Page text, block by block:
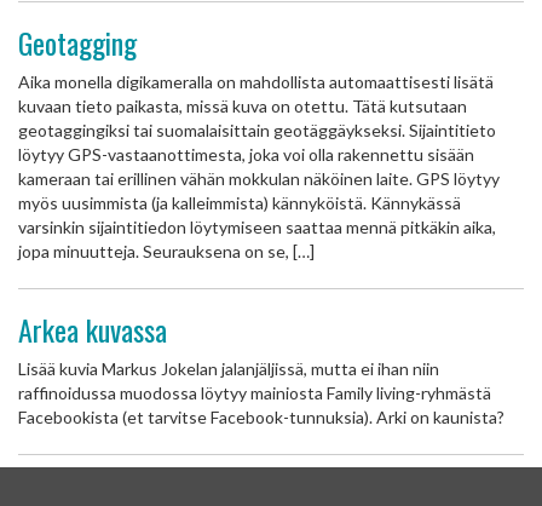
Geotagging
Aika monella digikameralla on mahdollista automaattisesti lisätä
kuvaan tieto paikasta, missä kuva on otettu. Tätä kutsutaan
geotaggingiksi tai suomalaisittain geotäggäykseksi. Sijaintitieto
löytyy GPS-vastaanottimesta, joka voi olla rakennettu sisään
kameraan tai erillinen vähän mokkulan näköinen laite. GPS löytyy
myös uusimmista (ja kalleimmista) kännyköistä. Kännykässä
varsinkin sijaintitiedon löytymiseen saattaa mennä pitkäkin aika,
jopa minuutteja. Seurauksena on se, […]
Arkea kuvassa
Lisää kuvia Markus Jokelan jalanjäljissä, mutta ei ihan niin
raffinoidussa muodossa löytyy mainiosta Family living-ryhmästä
Facebookista (et tarvitse Facebook-tunnuksia). Arki on kaunista?